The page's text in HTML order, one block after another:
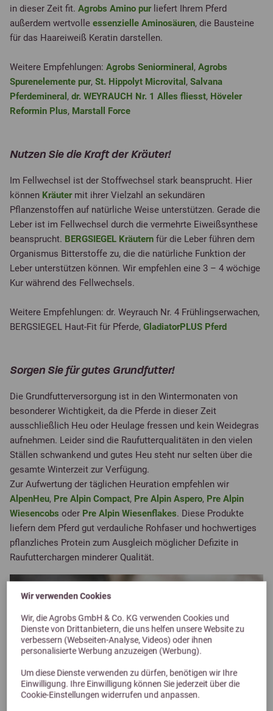
Wir verwenden Cookies
Wir, die Agrobs GmbH & Co. KG verwenden Cookies und
Dienste von Drittanbietern, die uns helfen unsere Website zu
verbessern (Webseiten-Analyse, Videos) oder ihnen
personalisierte Werbung anzuzeigen (Werbung).
Um diese Dienste verwenden zu dürfen, benötigen wir Ihre
Einwilligung. Ihre Einwilligung können Sie jederzeit über die
Cookie-Einstellungen widerrufen und anpassen.
in dieser Zeit fit. Agrobs Amino pur liefert Ihrem Pferd
außerdem wertvolle essenzielle Aminosäuren, die Bausteine
für das Haareiweiß Keratin darstellen.
Weitere Empfehlungen: Agrobs Seniormineral , Agrobs
Spurenelemente pur, St. Hippolyt Microvital , Salvana
Pferdemineral , dr. WEYRAUCH Nr. 1 Alles fliesst, Höveler
Reformin Plus, Marstall Force
Nutzen Sie die Kraft der Kräuter!
Im Fellwechsel ist der Stoffwechsel stark beansprucht. Hier
können Kräutermit ihrer Vielzahl an sekundären
Pflanzenstoffen auf natürliche Weise unterstützen. Gerade die
Leber ist im Fellwechsel durch die vermehrte Eiweißsynthese
beansprucht. BERGSIEGEL Kräutern für die Leber führen dem
Organismus Bitterstoffe zu, die die natürliche Funktion der
Leber unterstützen können. Wir empfehlen eine 3 – 4 wöchige
Kur während des Fellwechsels.
Weitere Empfehlungen: dr. Weyrauch Nr. 4 Frühlingserwachen,
BERGSIEGEL Haut-Fit für Pferde, GladiatorPLUS Pferd
Sorgen Sie für gutes Grundfutter!
Die Grundfutterversorgung ist in den Wintermonaten von
besonderer Wichtigkeit, da die Pferde in dieser Zeit
ausschließlich Heu oder Heulage fressen und kein Weidegras
aufnehmen. Leider sind die Raufutterqualitäten in den vielen
Ställen schwankend und gutes Heu steht nur selten über die
gesamte Winterzeit zur Verfügung.
Zur Aufwertung der täglichen Heuration empfehlen wir
AlpenHeu, Pre Alpin Compact, Pre Alpin Aspero, Pre Alpin
Wiesencobs oder Pre Alpin Wiesenflakes. Diese Produkte
liefern dem Pferd gut verdauliche Rohfaser und hochwertiges
pflanzliches Protein zum Ausgleich möglicher Defizite in
Raufutterchargen minderer Qualität.